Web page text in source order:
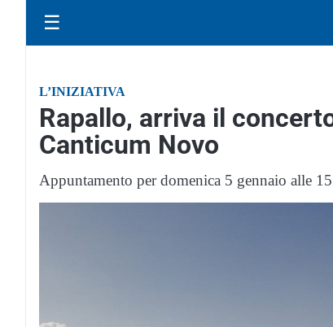
☰
L’INIZIATIVA
Rapallo, arriva il
Canticum Novo
Appuntamento per domenica 5 gennaio alle